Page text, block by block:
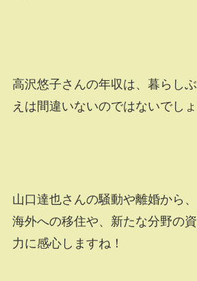
高沢悠子さんの年収は、暮らし
えは間違いないのではないでし
山口達也さんの騒動や離婚から
海外への移住や、新たな分野の
力に感心しますね！